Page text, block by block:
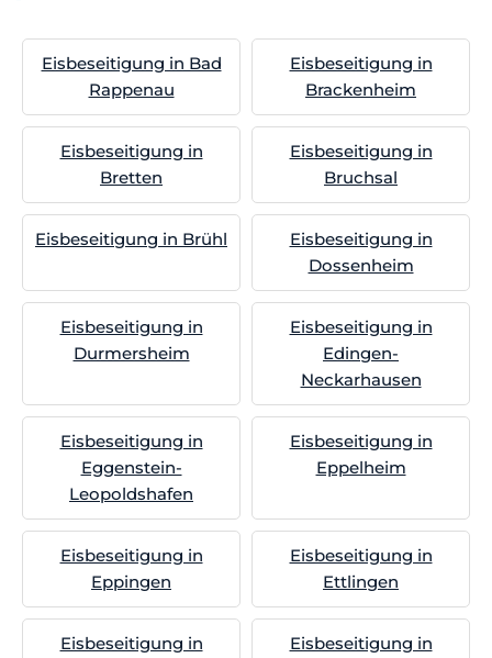
Eisbeseitigung in Bad
Rappenau
Eisbeseitigung in
Brackenheim
Eisbeseitigung in
Bretten
Eisbeseitigung in
Bruchsal
Eisbeseitigung in Brühl
Eisbeseitigung in
Dossenheim
Eisbeseitigung in
Durmersheim
Eisbeseitigung in
Edingen-
Neckarhausen
Eisbeseitigung in
Eggenstein-
Leopoldshafen
Eisbeseitigung in
Eppelheim
Eisbeseitigung in
Eppingen
Eisbeseitigung in
Ettlingen
Eisbeseitigung in
Eisbeseitigung in